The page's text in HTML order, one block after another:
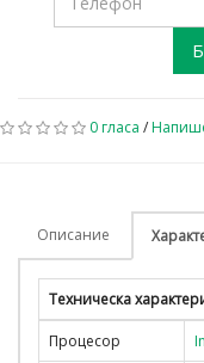
0 гласа /
Описание
Техническа
Процесор